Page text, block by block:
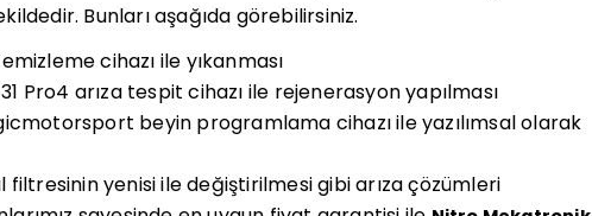
Bunları aşağıda görebilirsiniz.
cihazı ile yıkanması
Pro4 arıza tespit cihazı ile rejenerasyon yapılması
beyin programlama cihazı ile yazılımsal olarak
yenisi ile değiştirilmesi gibi arıza çözümleri